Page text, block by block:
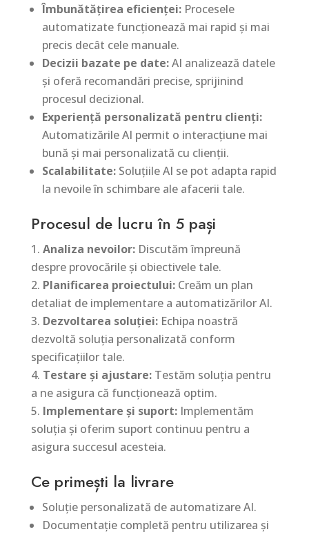
Îmbunătățirea eficienței:Procesele
automatizate funcționează mai rapid și mai
precis decât cele manuale.
Decizii bazate pe date:AI analizează datele
și oferă recomandări precise, sprijinind
procesul decizional.
Experiență personalizată pentru clienți:
Automatizările AI permit o interacțiune mai
bună și mai personalizată cu clienții.
Scalabilitate:Soluțiile AI se pot adapta rapid
la nevoile în schimbare ale afacerii tale.
Procesul de lucru în 5 pași
Analiza nevoilor:Discutăm împreună
despre provocările și obiectivele tale.
Planificarea proiectului:Creăm un plan
detaliat de implementare a automatizărilor AI.
Dezvoltarea soluției:Echipa noastră
dezvoltă soluția personalizată conform
specificațiilor tale.
Testare și ajustare:Testăm soluția pentru
a ne asigura că funcționează optim.
Implementare și suport:Implementăm
soluția și oferim suport continuu pentru a
asigura succesul acesteia.
Ce primești la livrare
Soluție personalizată de automatizare AI.
Documentație completă pentru utilizarea și